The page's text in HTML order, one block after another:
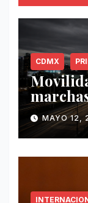
CDMX
este 12
MAYO 12,